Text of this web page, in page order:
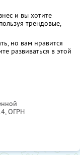
и вы хотите
трендовые,
но вам нравится
развиваться в этой
, ОГРН